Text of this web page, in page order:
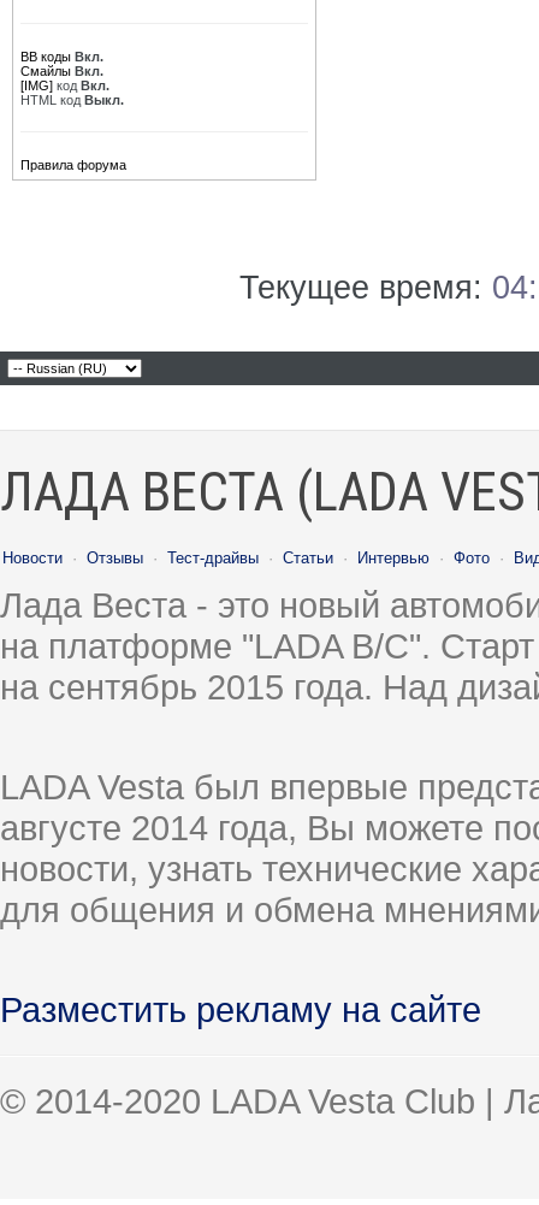
BB коды Вкл.
Смайлы Вкл.
[IMG] код Вкл.
HTML код Выкл.
Правила форума
Текущее время:
ЛАДА ВЕСТА (LADA
Новости · Отзывы · Тест-драйвы · Статьи · Интервью · Фото ·
Лада Веста - это новый
на платформе "LADA B/C".
на сентябрь 2015 года. Над
LADA Vesta был впервые
августе 2014 года, Вы можете
новости, узнать технические
для общения и обмена
Разместить рекламу на сайте
© 2014-2020 LADA Vesta Club |